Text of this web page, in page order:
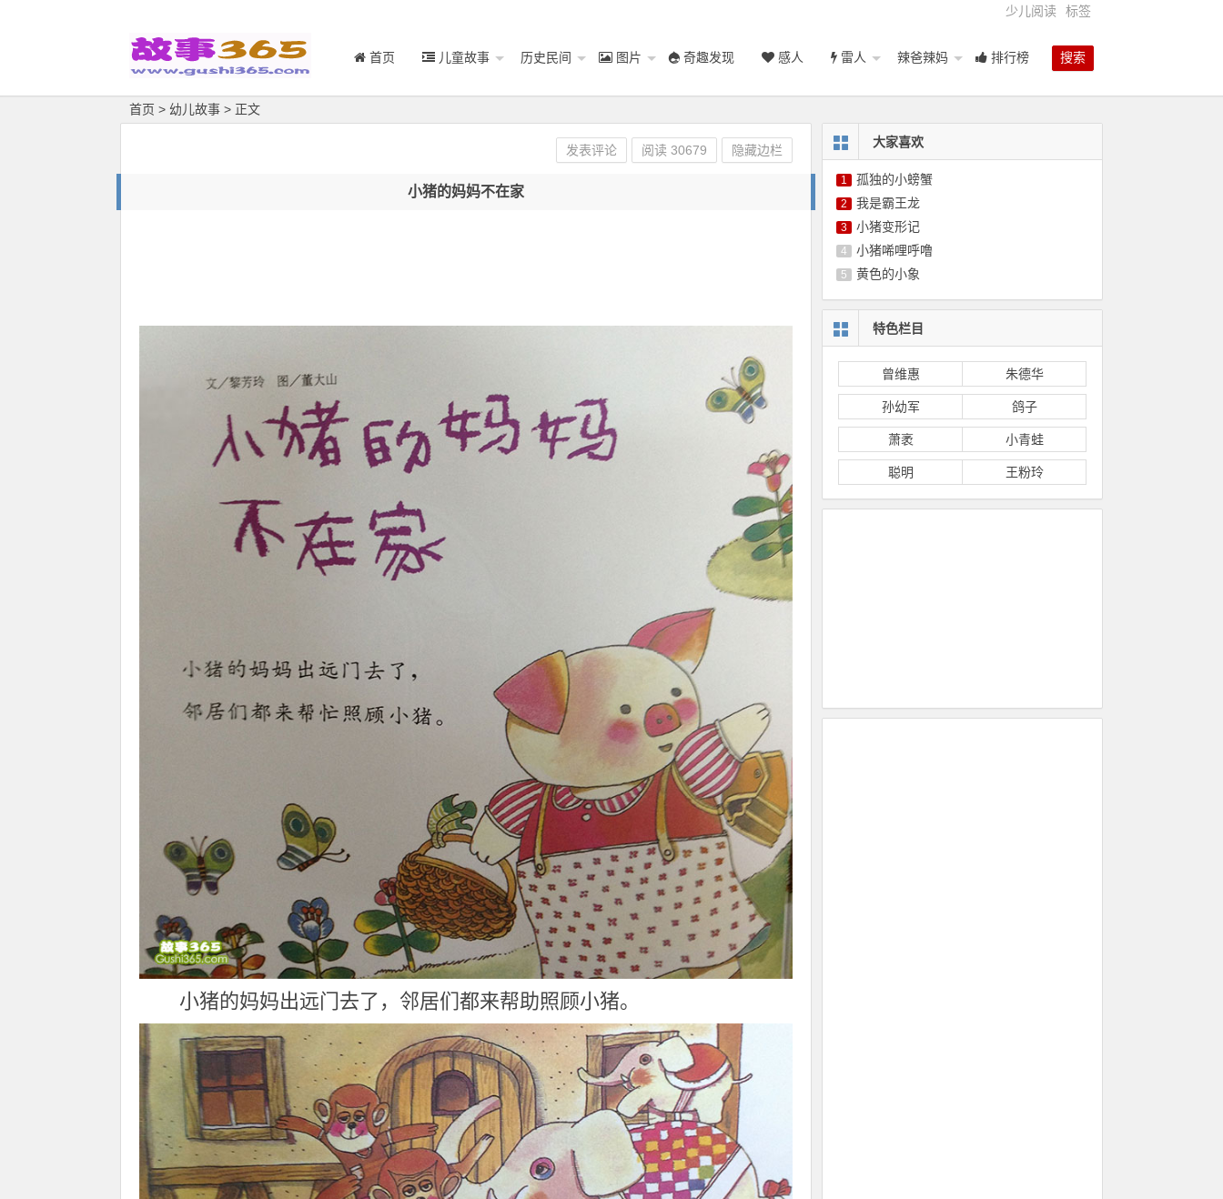
少儿阅读 标签
搜索
首页 儿童故事 历史民间 图片 奇趣发现 感人 雷人 辣爸辣妈 排行榜
首页 > 幼儿故事 > 正文
小猪的妈妈不在家
小猪的妈妈出远门去了，邻居们都来帮助照顾小猪。
发表评论 阅读30679 隐藏边栏
大家喜欢
1 孤独的小螃蟹
2 我是霸王龙
3 小猪变形记
4 小猪唏哩呼噜
5 黄色的小象
特色栏目
曾维惠 朱德华
孙幼军 鸽子
萧袤 小青蛙
聪明 王粉玲